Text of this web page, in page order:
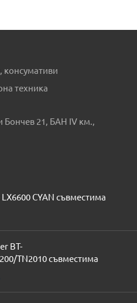
консумативи
техника
Бончев 21, БАН IV км.,
CYAN съвместима
BT-
TN2010 съвместима